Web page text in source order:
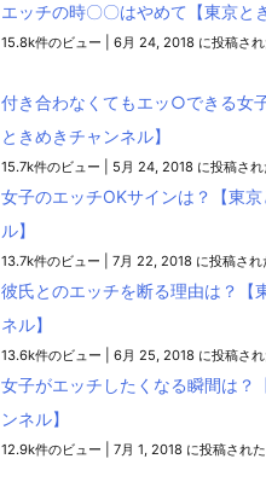
エッチの時〇〇はやめて【東京と
15.8k件のビュー 6月 24, 2018 に投稿され
付き合わなくてもエッ○できる女
ときめきチャンネル】
15.7k件のビュー 5月 24, 2018 に投稿され
女子のエッチOKサインは？【東
ル】
13.7k件のビュー 7月 22, 2018 に投稿され
彼氏とのエッチを断る理由は？【
ネル】
13.6k件のビュー 6月 25, 2018 に投稿され
女子がエッチしたくなる瞬間は？
ンネル】
12.9k件のビュー 7月 1, 2018 に投稿された